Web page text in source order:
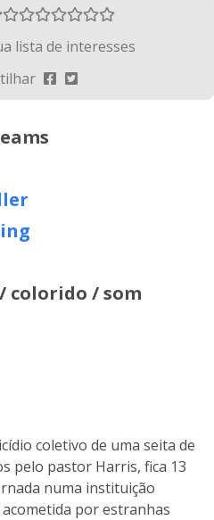
lista de interesses
colorido / som
coletivo de uma seita de
pelo pastor Harris, fica 13
numa instituição
por estranhas